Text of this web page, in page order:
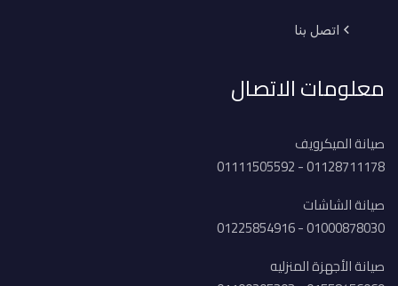
اتصل بنا
معلومات الاتصال
صيانة الميكرويف
01128711178 - 01111505592
صيانة الشاشات
01000878030 - 01225854916
صيانة الأجهزة المنزليه